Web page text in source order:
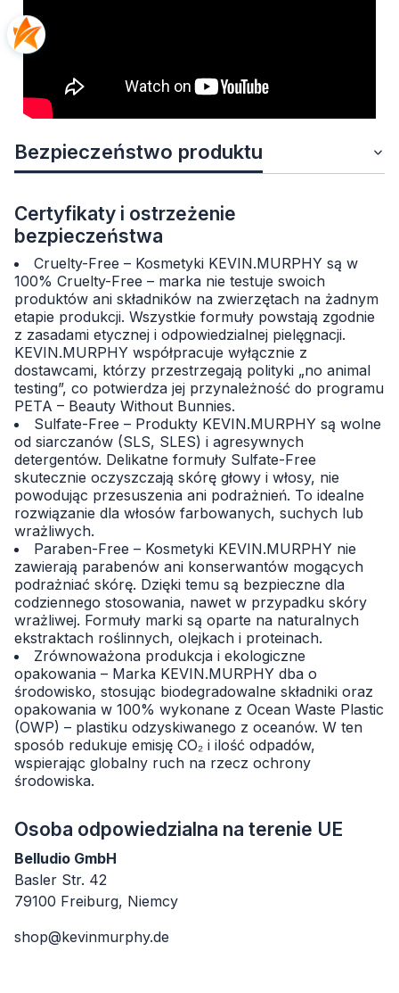
Bezpieczeństwo produktu
Certyfikaty i ostrzeżenie
bezpieczeństwa
Cruelty-Free – Kosmetyki KEVIN.MURPHY są w
100% Cruelty-Free – marka nie testuje swoich
produktów ani składników na zwierzętach na żadnym
etapie produkcji. Wszystkie formuły powstają zgodnie
z zasadami etycznej i odpowiedzialnej pielęgnacji.
KEVIN.MURPHY współpracuje wyłącznie z
dostawcami, którzy przestrzegają polityki „no animal
testing”, co potwierdza jej przynależność do programu
PETA – Beauty Without Bunnies.
Sulfate-Free – Produkty KEVIN.MURPHY są wolne
od siarczanów (SLS, SLES) i agresywnych
detergentów. Delikatne formuły Sulfate-Free
skutecznie oczyszczają skórę głowy i włosy, nie
powodując przesuszenia ani podrażnień. To idealne
rozwiązanie dla włosów farbowanych, suchych lub
wrażliwych.
Paraben-Free – Kosmetyki KEVIN.MURPHY nie
zawierają parabenów ani konserwantów mogących
podrażniać skórę. Dzięki temu są bezpieczne dla
codziennego stosowania, nawet w przypadku skóry
wrażliwej. Formuły marki są oparte na naturalnych
ekstraktach roślinnych, olejkach i proteinach.
Zrównoważona produkcja i ekologiczne
opakowania – Marka KEVIN.MURPHY dba o
środowisko, stosując biodegradowalne składniki oraz
opakowania w 100% wykonane z Ocean Waste Plastic
(OWP) – plastiku odzyskiwanego z oceanów. W ten
sposób redukuje emisję CO₂ i ilość odpadów,
wspierając globalny ruch na rzecz ochrony
środowiska.
Osoba odpowiedzialna na terenie UE
Belludio GmbH
Basler Str. 42
79100 Freiburg, Niemcy
shop@kevinmurphy.de